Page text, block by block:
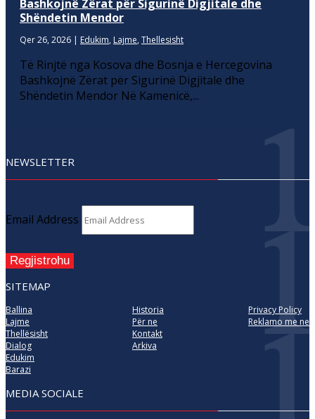
Bashkojnë Zërat për Sigurinë Digjitale dhe
Shëndetin Mendor
Qer 26, 2026 | Edukim, Lajme, Thellesisht
Të Rinjtë nga Kosova dhe Bosnja e Hercegovina
Bashkojnë Zërat për Sigurinë Digjitale dhe
Shëndetin Mendor Në Kamenicë,...
NEWSLETTER
Email Address
Regjistrohu
SITEMAP
Ballina
Lajme
Thellësisht
Dialog
Edukim
Barazi
Historia
Për ne
Kontakt
Arkiva
Privacy Policy
Reklamo me ne
MEDIA SOCIALE